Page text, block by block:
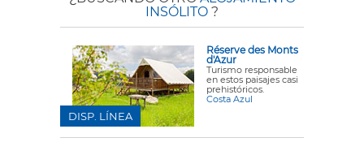
INSÓLITO ?
Réserve des Monts
d'Azur
Turismo responsable
en estos paisajes casi
prehistóricos.
Costa Azul
DISP. LÍNEA